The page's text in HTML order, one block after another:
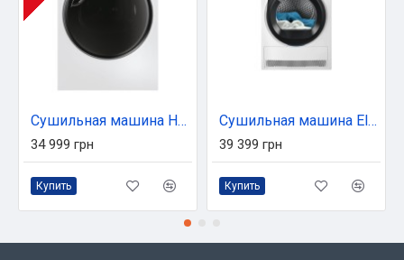
Сушильная машина Haier HD90-A3Q979U1-S
34 999 грн
Купить
Сушильная машина Electrolux EW8D595MUC
39 399 грн
Купить